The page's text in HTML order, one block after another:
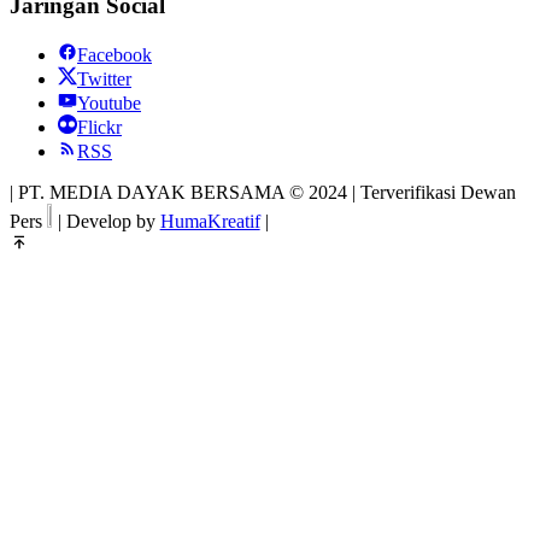
Jaringan Social
Facebook
Twitter
Youtube
Flickr
RSS
| PT. MEDIA DAYAK BERSAMA © 2024 | Terverifikasi Dewan
Pers
| Develop by HumaKreatif|